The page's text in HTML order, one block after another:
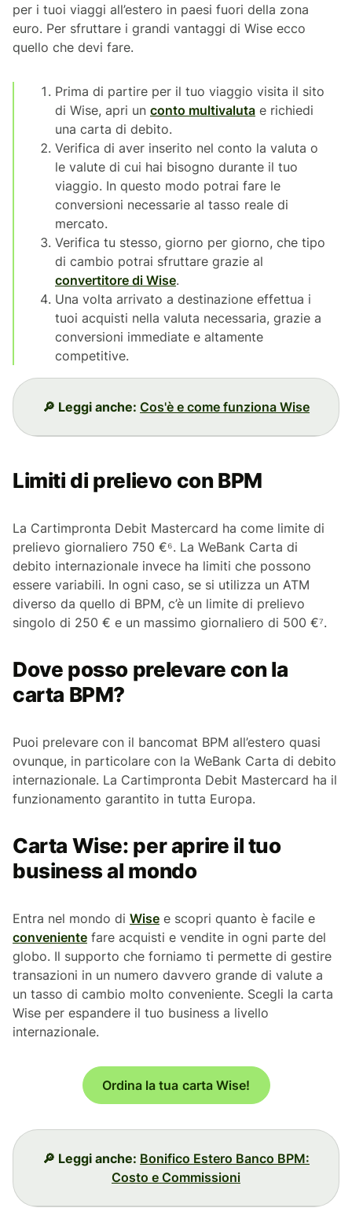
per i tuoi viaggi all’estero in paesi fuori della zona
euro. Per sfruttare i grandi vantaggi di Wise ecco
quello che devi fare.
Prima di partire per il tuo viaggio visita il sito
di Wise, apri un conto multivaluta e richiedi
una carta di debito.
Verifica di aver inserito nel conto la valuta o
le valute di cui hai bisogno durante il tuo
viaggio. In questo modo potrai fare le
conversioni necessarie al tasso reale di
mercato.
Verifica tu stesso, giorno per giorno, che tipo
di cambio potrai sfruttare grazie al
convertitore di Wise.
Una volta arrivato a destinazione effettua i
tuoi acquisti nella valuta necessaria, grazie a
conversioni immediate e altamente
competitive.
🔎 Leggi anche: Cos'è e come funziona Wise
Limiti di prelievo con BPM
La Cartimpronta Debit Mastercard ha come limite di
prelievo giornaliero 750 €⁶. La WeBank Carta di
debito internazionale invece ha limiti che possono
essere variabili. In ogni caso, se si utilizza un ATM
diverso da quello di BPM, c’è un limite di prelievo
singolo di 250 € e un massimo giornaliero di 500 €⁷.
Dove posso prelevare con la
carta BPM?
Puoi prelevare con il bancomat BPM all’estero quasi
ovunque, in particolare con la WeBank Carta di debito
internazionale. La Cartimpronta Debit Mastercard ha il
funzionamento garantito in tutta Europa.
Carta Wise: per aprire il tuo
business al mondo
Entra nel mondo di Wise e scopri quanto è facile e
conveniente fare acquisti e vendite in ogni parte del
globo. Il supporto che forniamo ti permette di gestire
transazioni in un numero davvero grande di valute a
un tasso di cambio molto conveniente. Scegli la carta
Wise per espandere il tuo business a livello
internazionale.
Ordina la tua carta Wise!
🔎 Leggi anche: Bonifico Estero Banco BPM:
Costo e Commissioni